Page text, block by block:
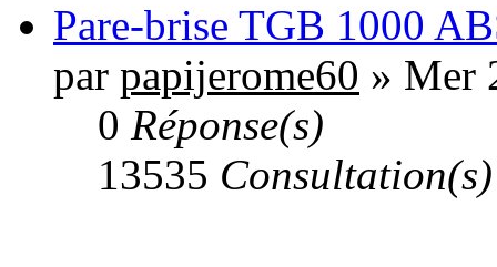
Pare-brise TGB 1000
par papijerome60 » Mer
0 Réponse(s)
13535 Consultation(s)